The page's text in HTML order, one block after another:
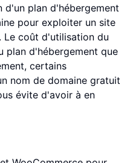
d'un plan d'hébergement
pour exploiter un site
Le coût d'utilisation du
plan d'hébergement que
certains
nom de domaine gratuit
évite d'avoir à en